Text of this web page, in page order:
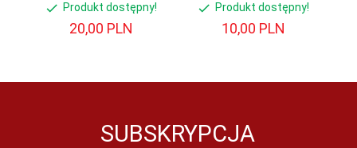
Produkt dostępny!
20,00 PLN
Produkt dostępny!
10,00 PLN
SUBSKRYPCJA